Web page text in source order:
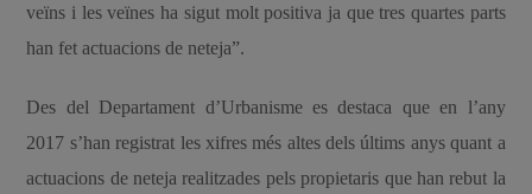
veïns i les veïnes ha sigut molt positiva ja que tres quartes parts
han fet actuacions de neteja”.
Des del Departament d’Urbanisme es destaca que en l’any
2017 s’han registrat les xifres més altes dels últims anys quant a
actuacions de neteja realitzades pels propietaris que han rebut la